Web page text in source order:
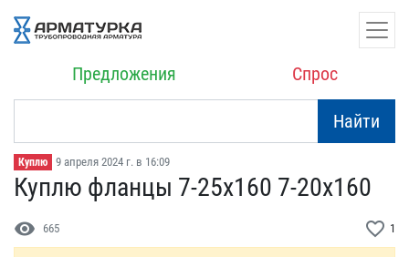
Предложения Спрос
Найти
Куплю 9 апреля 2024 г. в 16:09
Куплю фланцы 7-25х160 7-​20х160
visibility 665 favorite_border 1